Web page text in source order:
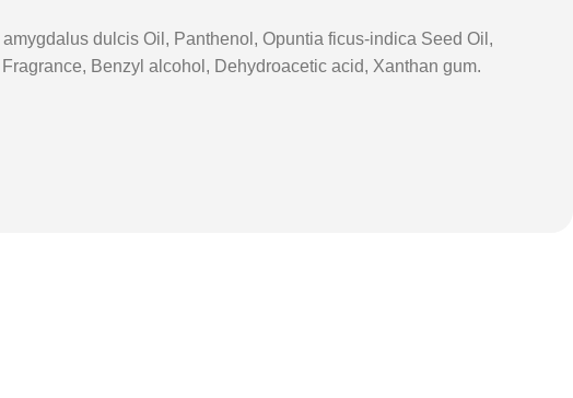
amygdalus dulcis Oil, Panthenol, Opuntia ficus-indica Seed Oil,
Fragrance, Benzyl alcohol, Dehydroacetic acid, Xanthan gum.